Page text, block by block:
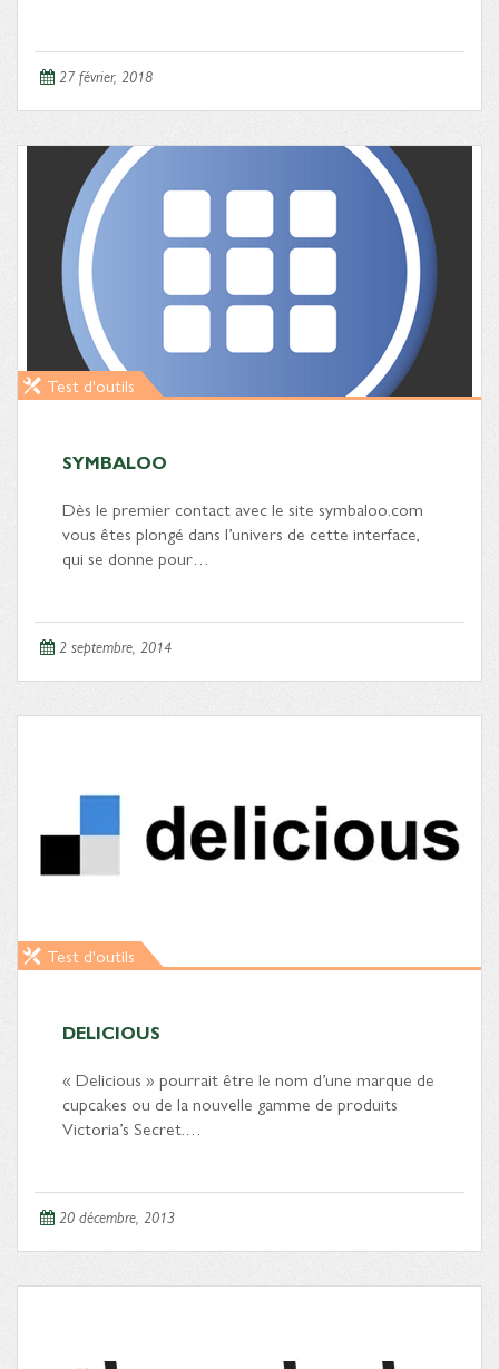
27 février, 2018
Test d'outils
SYMBALOO
Dès le premier contact avec le site symbaloo.com
vous êtes plongé dans l’univers de cette interface,
qui se donne pour…
2 septembre, 2014
Test d'outils
DELICIOUS
« Delicious » pourrait être le nom d’une marque de
cupcakes ou de la nouvelle gamme de produits
Victoria’s Secret.…
20 décembre, 2013